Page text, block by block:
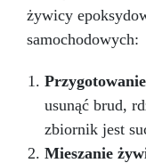
temperaturze
praktyczne
wannach,
rur, pomp i
uszkodzonych
żywicy
samochodowych:
Przygotowanie
usunąć brud,
zbiornik jest
Mieszanie